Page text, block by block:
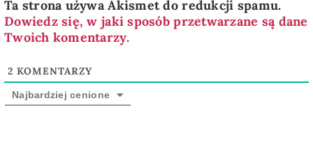
Ta strona używa Akismet do redukcji spamu.
Dowiedz się, w jaki sposób przetwarzane są dane
Twoich komentarzy.
2 KOMENTARZY
Najbardziej cenione